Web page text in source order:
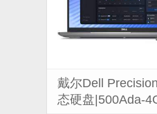
戴尔Dell
态硬盘|500Ada-